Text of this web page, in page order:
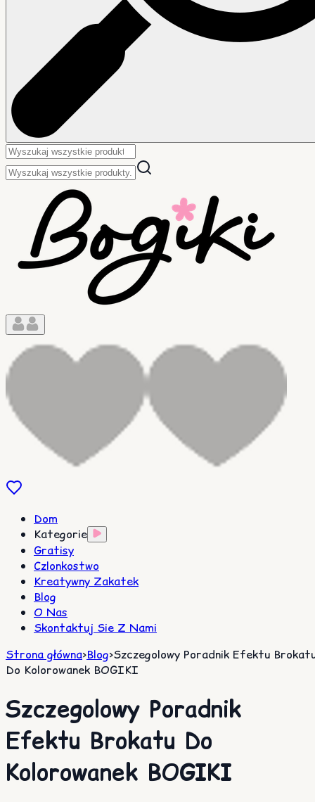
Dom
Kategorie
Gratisy
Czlonkostwo
Kreatywny Zakatek
Blog
O Nas
Skontaktuj Sie Z Nami
Strona główna>Blog>Szczegolowy Poradnik Efektu
Do Kolorowanek BOGIKI
Szczegolowy Poradnik
Efektu Brokatu Do
Kolorowanek BOGIKI